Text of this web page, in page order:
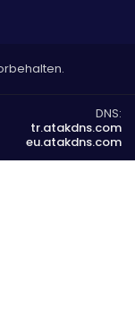
DNS:
tr.atakdns.com
eu.atakdns.com